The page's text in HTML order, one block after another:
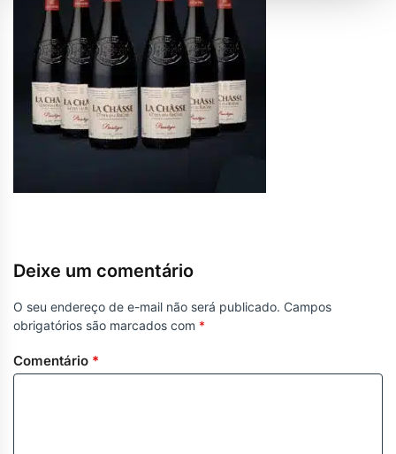
Deixe um comentário
O seu endereço de e-mail não será publicado. Campos
obrigatórios são marcados com *
Comentário *